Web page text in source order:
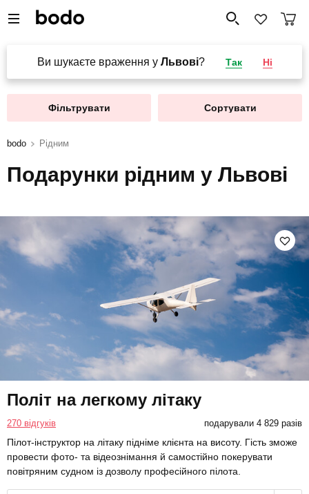
Ви шукаєте враження у Львові? Так Ні
Фільтрувати Сортувати
bodo Рідним
Подарунки рідним у Львові
Політ на легкому літаку
270 відгуків подарували 4 829 разів
Пілот-інструктор на літаку підніме клієнта на висоту. Гість зможе
провести фото- та відеознімання й самостійно покерувати
повітряним судном із дозволу професійного пілота.